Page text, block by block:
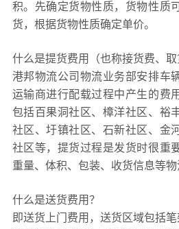
积。先确定货物性质，货物性质
货，根据货物性质确定单价。
什么是提货费用（也称接货费、取
港邦物流公司物流业务部安排车
运输商进行配载过程中产生的费
包括百果洞社区、樟洋社区、裕
社区、圩镇社区、石新社区、金
社区等，提货过程是发货时很重
重量、体积、包装、收货信息等物
什么是送货费用？
即送货上门费用，送货区域包括